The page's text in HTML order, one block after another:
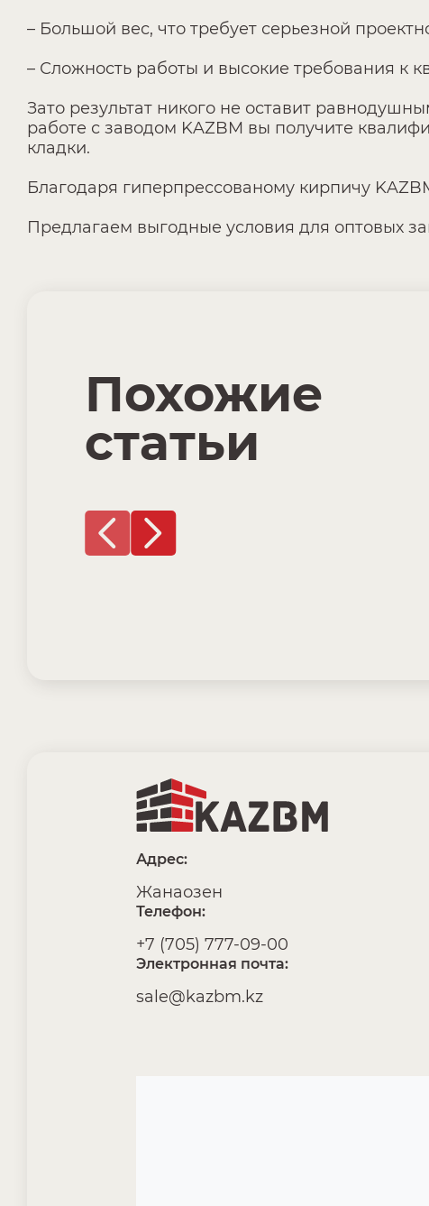
– Большой вес, что требует серьезной
– Сложность работы и высокие требования к
Зато результат никого не оставит
работе с заводом KAZBM вы получите
кладки.
Благодаря гиперпрессованому кирпичу
Предлагаем выгодные условия для оптовых
Похожие
статьи
Адрес:
Жанаозен
Телефон:
+7 (705) 777-09-00
Электронная почта:
sale@kazbm.kz